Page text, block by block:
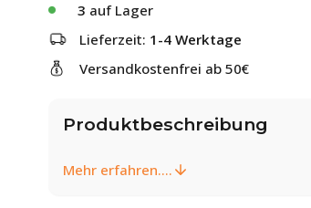
3 auf Lager
Lieferzeit: 1-4 Werktage
Versandkostenfrei ab 50€
Produktbeschreibung
Mehr erfahren....